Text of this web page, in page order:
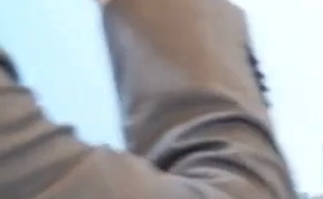
τεχνολογίες εξελίσσονται σε
των επιχειρήσεων κάθε
τη βέλτιστη αξιοποίησή τους είναι